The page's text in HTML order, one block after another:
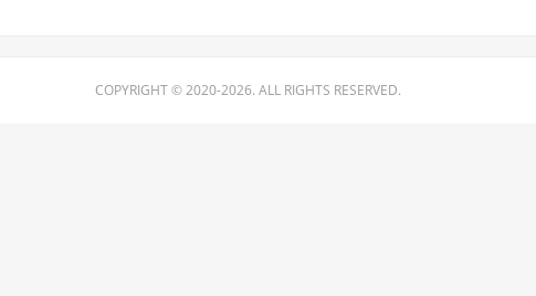
COPYRIGHT © 2020-2026. ALL RIGHTS RESERVED.